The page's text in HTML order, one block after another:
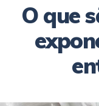
O que